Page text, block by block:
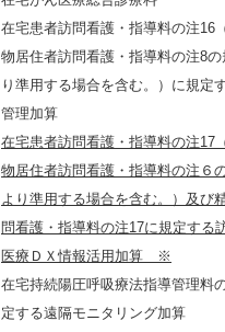
在宅患者訪問看護・指導料の注16
物居住者訪問看護・指導料の注8の
り準用する場合を含む。）に規定
管理加算
在宅患者訪問看護・指導料の注17
物居住者訪問看護・指導料の注６
より準用する場合を含む。）及び
問看護・指導料の注17に規定する
医療ＤＸ情報活用加算 ※
在宅持続陽圧呼吸療法指導管理料
定する遠隔モニタリング加算